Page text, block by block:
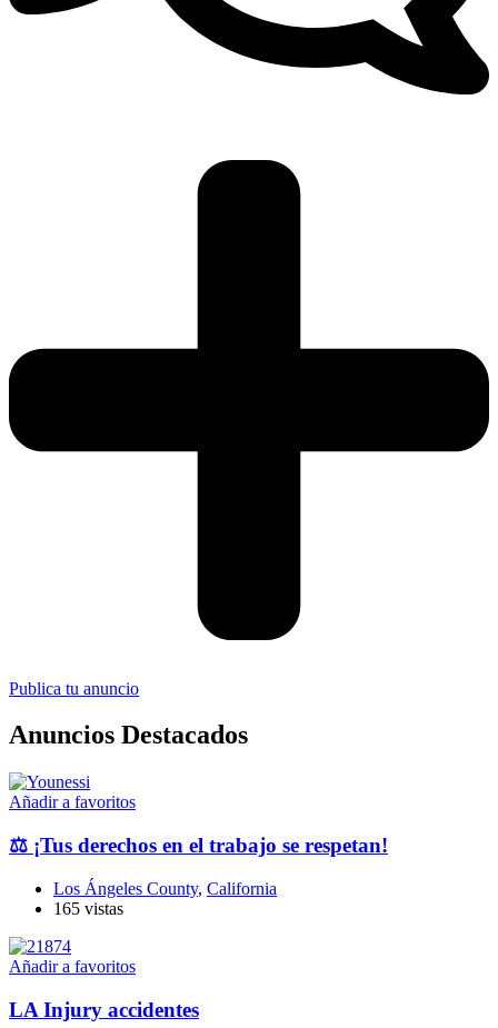
Publica tu anuncio
Anuncios Destacados
Añadir a favoritos
⚖️ ¡Tus derechos en el trabajo se respetan!
Los Ángeles County, California
165 vistas
Añadir a favoritos
LA Injury accidentes